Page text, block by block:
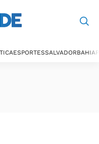
ESPORTESSALVADORBAHIA